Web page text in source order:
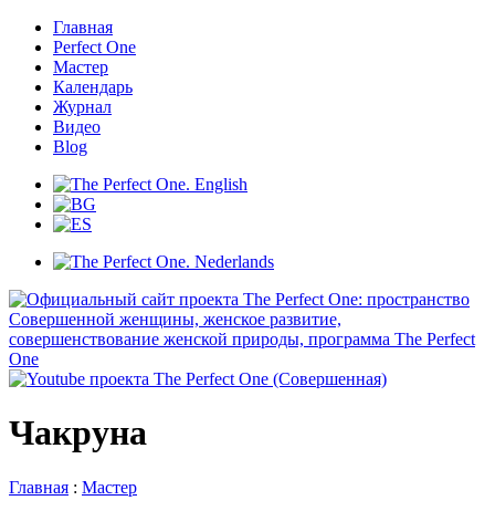
Главная
Perfect One
Мастер
Календарь
Журнал
Видео
Blog
Чакруна
Главная : Мастер